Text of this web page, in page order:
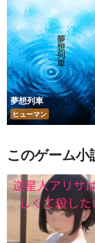
夢想列車
ヒューマン
このゲーム